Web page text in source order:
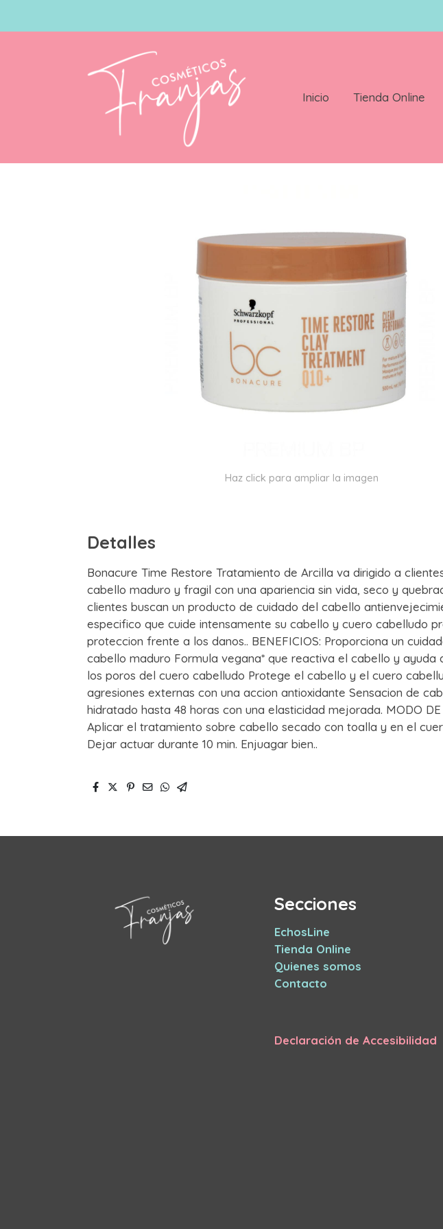
Inicio Tienda Online
Schwarzkopf Bonacure Time Restore Tratamiento
Haz click para ampliar la imagen
Detalles
Bonacure Time Restore Tratamiento de Arcilla va dirigido a
cabello maduro y fragil con una apariencia sin vida, seco y
clientes buscan un producto de cuidado del cabello
especifico que cuide intensamente su cabello y cuero cabelludo
proteccion frente a los danos.. BENEFICIOS: Proporciona un
cabello maduro Formula vegana* que reactiva el cabello y ayuda
los poros del cuero cabelludo Protege el cabello y el cuero
agresiones externas con una accion antioxidante Sensacion de
hidratado hasta 48 horas con una elasticidad mejorada. MODO DE
Aplicar el tratamiento sobre cabello secado con toalla y en el
Dejar actuar durante 10 min. Enjuagar bien..
Secciones
EchosLine
Tienda Online
Quienes somos
Contacto
Declaración de Accesibilidad